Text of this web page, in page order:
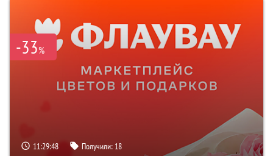
-33%
11:29:48 Получили: 18